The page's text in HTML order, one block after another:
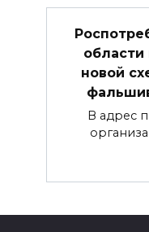
новой
В адрес